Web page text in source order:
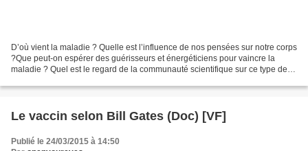
D’où vient la maladie ? Quelle est l’influence de nos pensées sur notre corps
?Que peut-on espérer des guérisseurs et énergéticiens pour vaincre la
maladie ? Quel est le regard de la communauté scientifique sur ce type de
Le vaccin selon Bill Gates (Doc) [VF]
Publié le 24/03/2015 à 14:50